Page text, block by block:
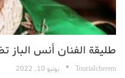
طليقة الفنان أنس الباز
TouriaIcherem يونيو 10, 2022